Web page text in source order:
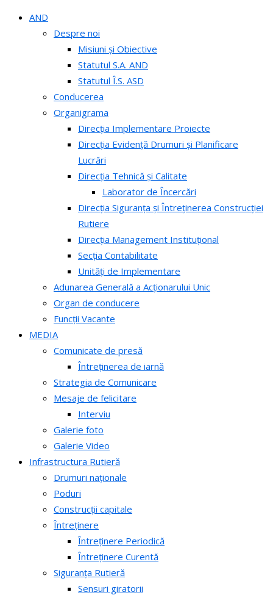
AND
Despre noi
Misiuni și Obiective
Statutul S.A. AND
Statutul Î.S. ASD
Conducerea
Organigrama
Direcția Implementare Proiecte
Direcția Evidență Drumuri și Planificare
Lucrări
Direcția Tehnică și Calitate
Laborator de Încercări
Direcția Siguranța și Întreținerea Construcției
Rutiere
Direcția Management Instituțional
Secția Contabilitate
Unități de Implementare
Adunarea Generală a Acționarului Unic
Organ de conducere
Funcții Vacante
MEDIA
Comunicate de presă
Întreținerea de iarnă
Strategia de Comunicare
Mesaje de felicitare
Interviu
Galerie foto
Galerie Video
Infrastructura Rutieră
Drumuri naționale
Poduri
Construcții capitale
Întreținere
Întreținere Periodică
Întreținere Curentă
Siguranța Rutieră
Sensuri giratorii